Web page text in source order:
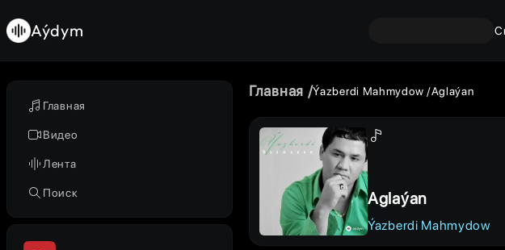
Главная
Видео
Лента
Поиск
Aýdym
Главная Ýazberdi Mahmydow Aglaýan
Aglaýan
Ýazberdi Mahmydow